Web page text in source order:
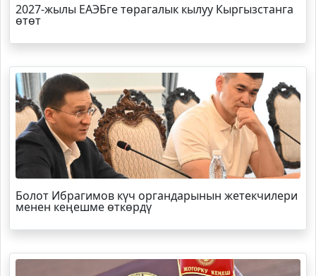
2027-жылы ЕАЭБге төрагалык кылуу Кыргызстанга
өтөт
Болот Ибрагимов күч органдарынын жетекчилери
менен кеңешме өткөрдү